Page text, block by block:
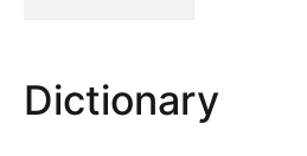
Dictionary